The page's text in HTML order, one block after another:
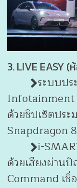
3. LIVE EASY
ระบบป
Infotainment
ด้วยชิปเซ็ตปร
Snapdragon
i-
ด้วยเสียงผ่าน
Command เ